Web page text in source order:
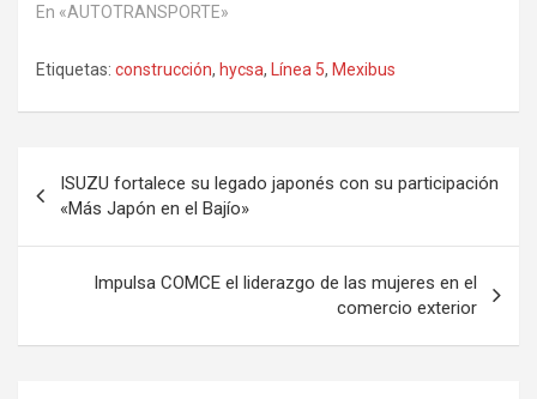
En «AUTOTRANSPORTE»
Etiquetas: construcción, hycsa, Línea 5, Mexibus
de
entradas
ISUZU fortalece su legado japonés con su participación
«Más Japón en el Bajío»
Impulsa COMCE el liderazgo de las mujeres en el
comercio exterior